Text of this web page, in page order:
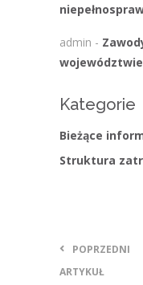
admin -
Kategorie
Bieżące
Struktura
POPRZEDNI
ARTYKUŁ